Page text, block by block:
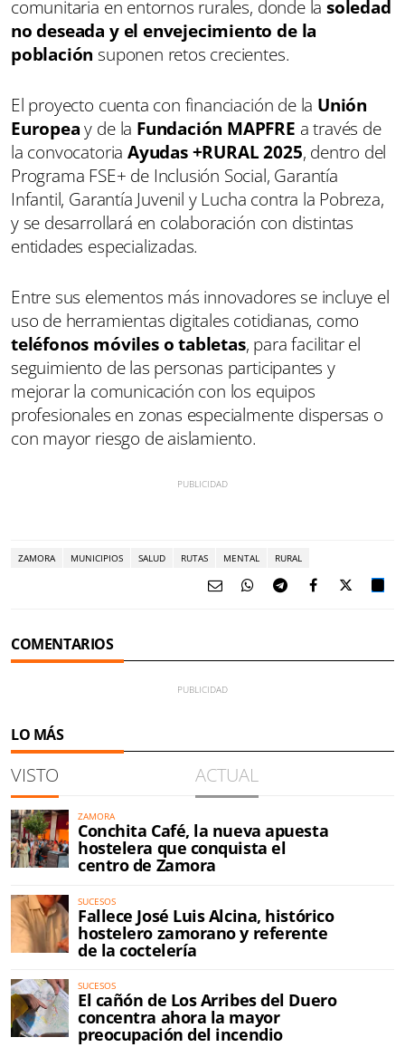
comunitaria en entornos rurales, donde lasoledad
no deseada y el envejecimiento de la
población suponen retos crecientes.
El proyecto cuenta con financiación de la Unión
Europeay de la Fundación MAPFRE a través de
la convocatoria Ayudas +RURAL 2025, dentro del
Programa FSE+ de Inclusión Social, Garantía
Infantil, Garantía Juvenil y Lucha contra la Pobreza,
y se desarrollará en colaboración con distintas
entidades especializadas.
Entre sus elementos más innovadores se incluye el
uso de herramientas digitales cotidianas, como
teléfonos móviles o tabletas, para facilitar el
seguimiento de las personas participantes y
mejorar la comunicación con los equipos
profesionales en zonas especialmente dispersas o
con mayor riesgo de aislamiento.
ZAMORA MUNICIPIOS SALUD RUTAS MENTAL RURAL
COMENTARIOS
LO MÁS
VISTO ACTUAL
ZAMORA
Conchita Café, la nueva apuesta
hostelera que conquista el
centro de Zamora
SUCESOS
Fallece José Luis Alcina, histórico
hostelero zamorano y referente
de la coctelería
SUCESOS
El cañón de Los Arribes del Duero
concentra ahora la mayor
preocupación del incendio